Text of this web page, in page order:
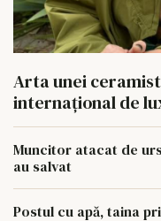
Arta unei
internațional de
Muncitor atacat de
au salvat
Postul cu apă, taina